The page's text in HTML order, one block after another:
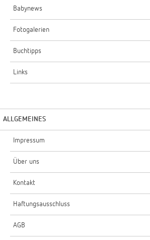
Babynews
Fotogalerien
Buchtipps
Links
ALLGEMEINES
Impressum
Über uns
Kontakt
Haftungsausschluss
AGB